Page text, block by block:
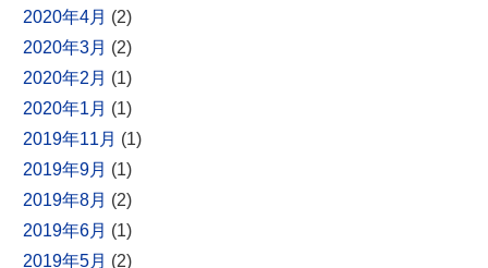
2020年4月 (2)
2020年3月 (2)
2020年2月 (1)
2020年1月 (1)
2019年11月 (1)
2019年9月 (1)
2019年8月 (2)
2019年6月 (1)
2019年5月 (2)